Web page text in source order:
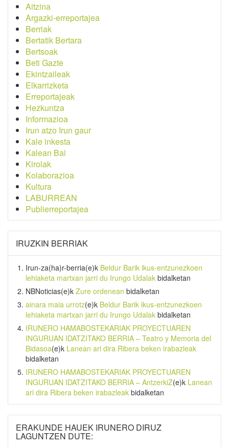
Aitzina
Argazki-erreportajea
Berriak
Bertatik Bertara
Bertsoak
Beti Gazte
Ekintzaileak
Elkarrizketa
Erreportajeak
Hezkuntza
Informazioa
Irun atzo Irun gaur
Kale inkesta
Kalean Bai
Kirolak
Kolaborazioa
Kultura
LABURREAN
Publierreportajea
IRUZKIN BERRIAK
Irun-za(ha)r-berria(e)k Beldur Barik ikus-entzunezkoen
lehiaketa martxan jarri du Irungo Udalak bidalketan
NBNoticias(e)k Zure ordenean bidalketan
ainara maia urrotz(e)k Beldur Barik ikus-entzunezkoen
lehiaketa martxan jarri du Irungo Udalak bidalketan
IRUNERO HAMABOSTEKARIAK PROYECTUAREN
INGURUAN IDATZITAKO BERRIA – Teatro y Memoria del
Bidasoa(e)k Lanean ari dira Ribera beken irabazleak
bidalketan
IRUNERO HAMABOSTEKARIAK PROYECTUAREN
INGURUAN IDATZITAKO BERRIA – AntzerkiZ(e)k Lanean
ari dira Ribera beken irabazleak bidalketan
ERAKUNDE HAUEK IRUNERO DIRUZ
LAGUNTZEN DUTE: